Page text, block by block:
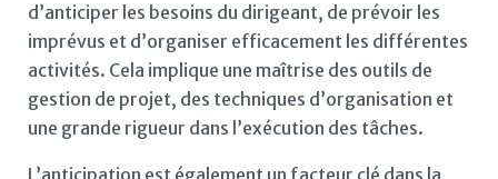
d’anticiper les besoins du dirigeant, de prévoir les
imprévus et d’organiser efficacement les différentes
activités. Cela implique une maîtrise des outils de
gestion de projet, des techniques d’organisation et
une grande rigueur dans l’exécution des tâches.
L’anticipation est également un facteur clé dans la